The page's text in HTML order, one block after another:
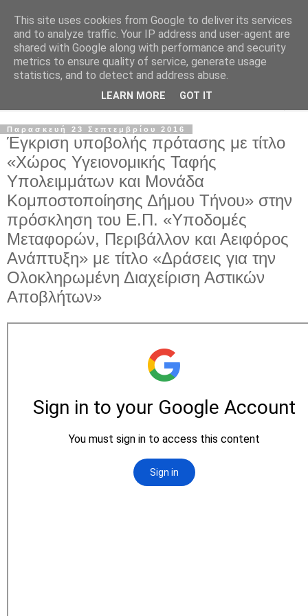
Παρασκευή 23 Σεπτεμβρίου 2016
Έγκριση υποβολής πρότασης με τίτλο
«Χώρος Υγειονομικής Ταφής
Υπολειμμάτων και Μονάδα
Κομποστοποίησης Δήμου Τήνου» στην
πρόσκληση του Ε.Π. «Υποδομές
Μεταφορών, Περιβάλλον και Αειφόρος
Ανάπτυξη» με τίτλο «Δράσεις για την
Ολοκληρωμένη Διαχείριση Αστικών
Αποβλήτων»
This site uses cookies from Google to deliver its services
and to analyze traffic. Your IP address and user-agent are
shared with Google along with performance and security
metrics to ensure quality of service, generate usage
statistics, and to detect and address abuse.
LEARN MORE GOT IT